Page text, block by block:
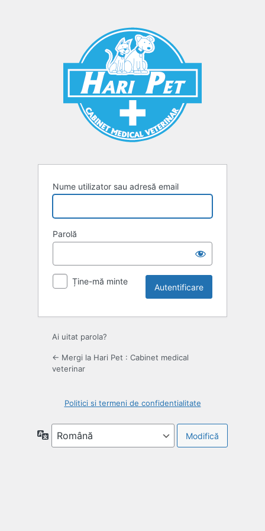
Nume utilizator sau adresă email
Parolă
Ține-mă minte
Ai uitat parola?
← Mergi la Hari Pet : Cabinet medical
veterinar
Politici si termeni de confidentialitate
Limbă